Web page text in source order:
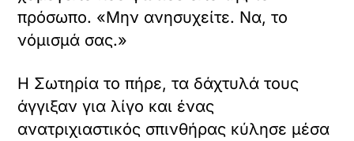
πρόσωπο. «Μην ανησυχείτε. Να, το
νόμισμά σας.»
Η Σωτηρία το πήρε, τα δάχτυλά τους
άγγιξαν για λίγο και ένας
ανατριχιαστικός σπινθήρας κύλησε μέσα